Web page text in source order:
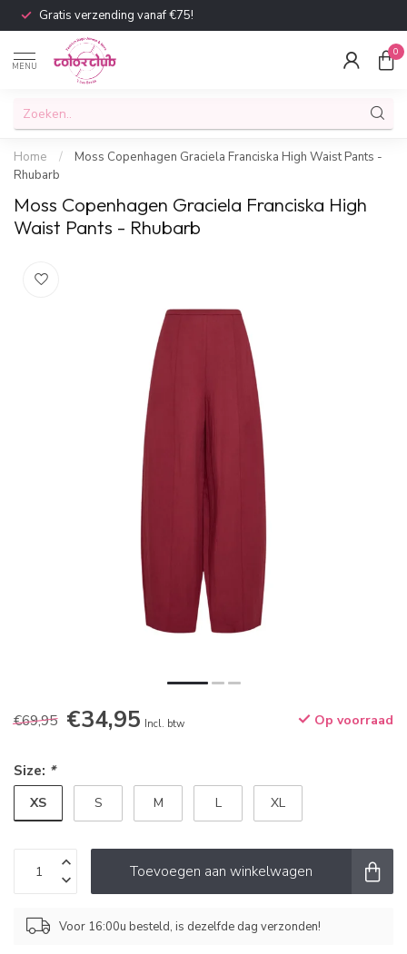
Gratis verzending vanaf €75!
MENU
0
Home /
Moss Copenhagen Graciela Franciska High Waist Pants -
Rhubarb
Moss Copenhagen Graciela Franciska High
Waist Pants - Rhubarb
€69,95 €34,95 Incl. btw Op voorraad
Size: *
XS S M L XL
Toevoegen aan winkelwagen
Voor 16:00u besteld, is dezelfde dag verzonden!